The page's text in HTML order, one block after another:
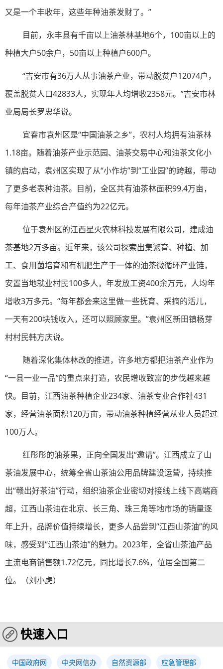
又是一个丰收年，这些年种油茶发财了。”
目前，永丰县有千亩以上油茶林基地6个，100亩以上的
种植大户50余户，50亩以上种植户600户。
“吉安市有36万人从事油茶产业，带动脱贫户12074户，
覆盖脱贫人口42833人，实现年人均增收2358元。”吉安市林
业局局长罗忠华说。
宜春市袁州区是“中国油茶之乡”，农村人均拥有油茶林
1.18亩。随着油茶产业示范园、油茶交易中心和油茶文化小
镇的启动，袁州区实现了从“小作坊”到“工业园”的跨越，带动
了更多老表种油茶。目前，全区共有油茶林面积99.4万亩，
每年油茶产业综合产值约为22亿元。
位于袁州区的江西星火农林科技发展有限公司，建成油
茶基地2万多亩。近年来，该公司探索出集繁育、种植、加
工、食用菌培育和有机肥生产于一体的油茶微循环产业链，
安置当地就业村民100多人，年发放工资400余万元，人均年
增收3万多元。“每年都会来这里做一些抚育、采摘的活儿，
一天有200块钱收入，还可以照顾家里。”袁州区新田镇杨芽
村村民韩方庆说。
随着深化集体林改的推进，许多地方都把油茶产业作为
“一县一业一品”的重点来打造，农民增收致富的步伐越来越
快。目前，江西油茶种植企业234家、油茶专业合作社431
家，经营油茶面积120万亩，带动油茶种植经营从业人员超过
100万人。
红彤彤的油茶果，正向全国发出“邀请”。江西成立了山
茶油发展中心，统筹全省山茶油公用品牌建设运营，持续推
出“赣出好茶油”行动，组织油茶企业密切对接线上线下高端商
超，江西山茶油在北京、长三角、珠三角等地市场的销量逐
年上升，品牌价值持续增长，更多人品尝到“江西山茶油”的风
味，感受到“江西山茶油”的魅力。2023年，全省山茶油产品
主流电商销售额1.72亿元，同比增长7.6%，位居全国第二
位。（刘小虎）
快速入口
中国政府网 中央网信办 自然资源部 应急管理部